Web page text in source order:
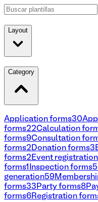
Layout
Category
Application forms30
forms22Calculation
forms9Consultation
forms2 Donation forms3
forms2 Event registration
forms1 Inspection forms5
generation59
forms33 Party forms8
forms6 Registration